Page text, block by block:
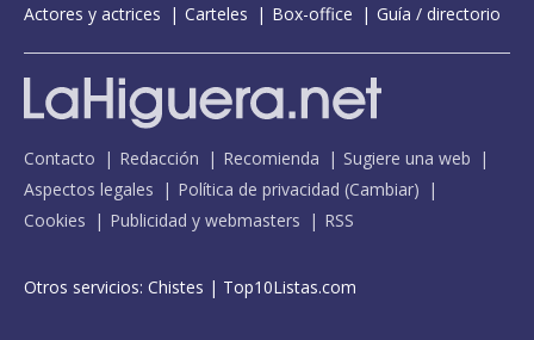
Actores y actrices
Carteles Box-office Guía / directorio
Contacto Redacción Recomienda
Sugiere una web
Aspectos legales
Política de privacidad (Cambiar)
Cookies
Publicidad y webmasters RSS
Otros servicios: Chistes | Top10Listas.com